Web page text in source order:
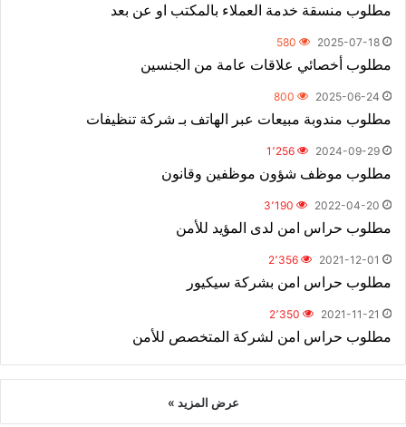
مطلوب منسقة خدمة العملاء بالمكتب او عن بعد
2025-07-18
580
مطلوب أخصائي علاقات عامة من الجنسين
2025-06-24
800
مطلوب مندوبة مبيعات عبر الهاتف بـ شركة تنظيفات
2024-09-29 1٬256
مطلوب موظف شؤون موظفين وقانون
2022-04-20 3٬190
مطلوب حراس امن لدى المؤيد للأمن
2021-12-01 2٬356
مطلوب حراس امن بشركة سيكيور
2021-11-21 2٬350
مطلوب حراس امن لشركة المتخصص للأمن
عرض المزيد »